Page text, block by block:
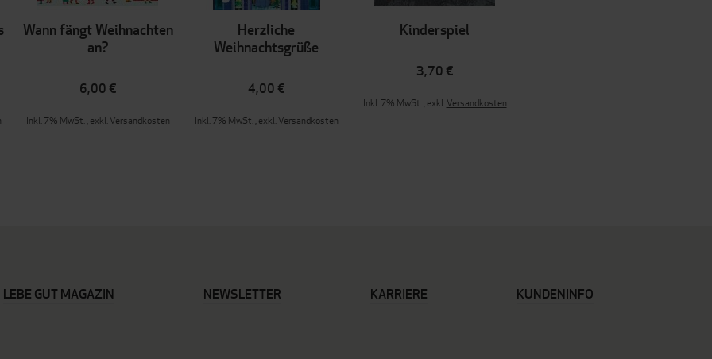
Wann fängt Weihnachten
an?
6,00 €
Inkl. 7% MwSt.,exkl.Versandkosten
Herzliche
Weihnachtsgrüße
4,00 €
Inkl. 7% MwSt.,exkl.Versandkosten
Kinderspiel
3,70 €
Inkl. 7% MwSt.,exkl.Versandkosten
LEBE GUT MAGAZIN NEWSLETTER KARRIERE KUNDENINFO